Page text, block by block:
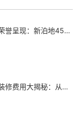
上海天太空间荣誉呈现：新泊地4500㎡总部科研办公一体化空间圆满交付
办公室一平米装修费用大揭秘：从设计到材料，了解每一项费用的合理估算